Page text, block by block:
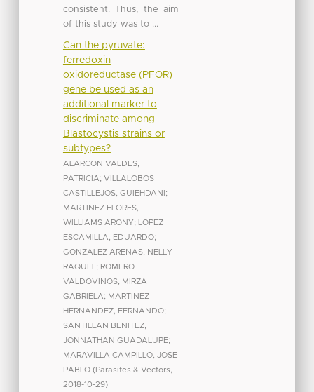
consistent. Thus, the aim
of this study was to ...
Can the pyruvate:
ferredoxin
oxidoreductase (PFOR)
gene be used as an
additional marker to
discriminate among
Blastocystis strains or
subtypes?
ALARCON VALDES,
PATRICIA; VILLALOBOS
CASTILLEJOS, GUIEHDANI ;
MARTINEZ FLORES,
WILLIAMS ARONY;
LOPEZ
ESCAMILLA, EDUARDO;
GONZALEZ ARENAS, NELLY
RAQUEL ; ROMERO
VALDOVINOS, MIRZA
GABRIELA; MARTINEZ
HERNANDEZ, FERNANDO;
SANTILLAN BENITEZ,
JONNATHAN GUADALUPE;
MARAVILLA CAMPILLO, JOSE
PABLO (Parasites & Vectors
2018-10-29)